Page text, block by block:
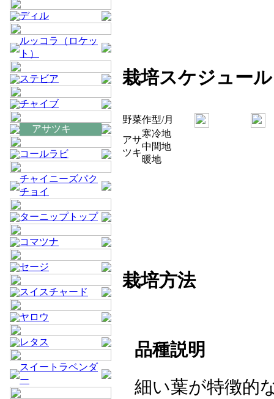
ディル
ルッコラ（ロケッ
ト）
ステビア
チャイブ
アサツキ
コールラビ
チャイニーズパク
チョイ
ターニップトップ
コマツナ
セージ
スイスチャード
ヤロウ
レタス
スイートラベンダ
ー
栽培スケジュール
野菜作型/月
アサ
ツキ
寒冷地
中間地
暖地
栽培方法
品種説明
細い葉が特徴的